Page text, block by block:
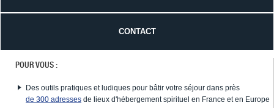
CONTACT
POUR VOUS :
Des outils pratiques et ludiques pour bâtir votre séjour dans près
de 300 adresses de lieux d'hébergement spirituel en France et en Europe